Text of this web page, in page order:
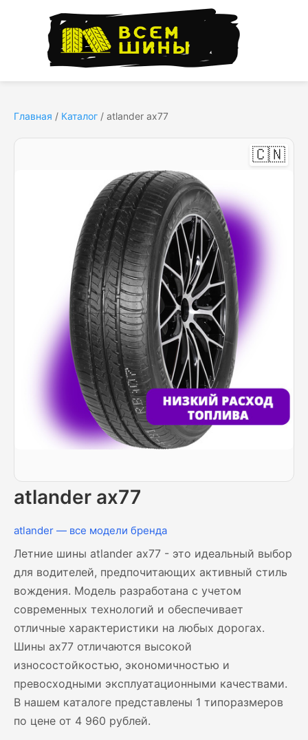
Главная / Каталог / atlander ax77
🇨🇳
atlander ax77
atlander — все модели бренда
Летние шины atlander ax77 - это идеальный выбор
для водителей, предпочитающих активный стиль
вождения. Модель разработана с учетом
современных технологий и обеспечивает
отличные характеристики на любых дорогах.
Шины ax77 отличаются высокой
износостойкостью, экономичностью и
превосходными эксплуатационными качествами.
В нашем каталоге представлены 1 типоразмеров
по цене от 4 960 рублей.